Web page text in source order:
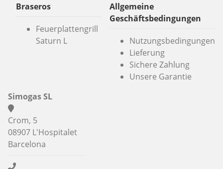
Braseros
Feuerplattengrill
Saturn L
Allgemeine
Geschäftsbedingungen
Nutzungsbedingungen
Lieferung
Sichere Zahlung
Unsere Garantie
Simogas SL
Crom, 5
08907 L'Hospitalet
Barcelona